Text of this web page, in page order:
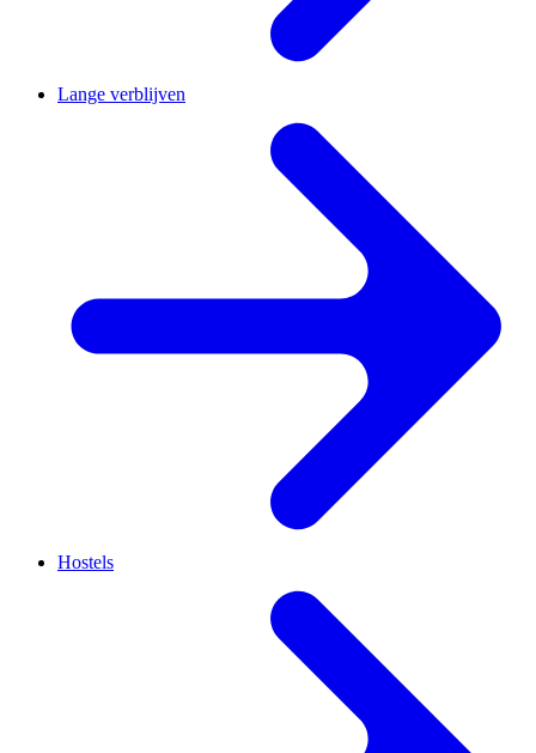
Lange verblijven
Hostels